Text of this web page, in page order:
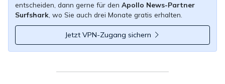
entscheiden, dann gerne für den Apollo News-Partner
Surfshark, wo Sie auch drei Monate gratis erhalten.
Jetzt VPN-Zugang sichern